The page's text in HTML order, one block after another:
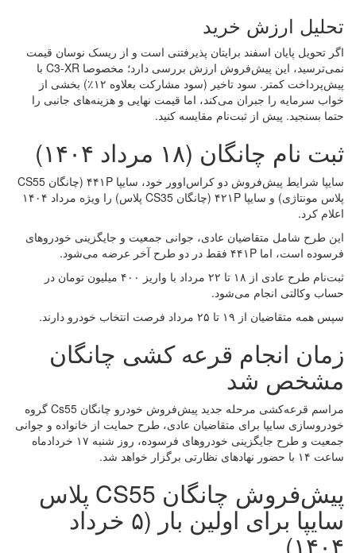
تحلیل ارزش خرید
اگر تحویل پایان اسفند برایتان پذیرفتنی است و از ریسک نوسان قیمت
نمی‌ترسید، این پیش‌فروش ارزش بررسی دارد؛ مخصوصا C3-XR با
پیش‌پرداخت کمتر. سود تاخیر (سود مشارکت بعلاوه ۱۲٪) بخشی از
خواب سرمایه را جبران می‌کند، اما قیمت نهایی و هزینه‌های جانبی را
حتما بسنجید. پیش از ثبت‌نام مقایسه کنید.
ثبت نام چانگان (۱۸ مرداد ۱۴۰۴)
سایپا شرایط پیش‌فروش دو کراس‌اوور خود، سایپا ۴۴۱P (چانگان CS55
پلاس مونتاژی) و سایپا ۴۲۱P (چانگان CS35 پلاس) را ویژه مرداد ۱۴۰۴
اعلام کرد.
این طرح شامل متقاضیان عادی، جوانی جمعیت و جایگزینی خودروهای
فرسوده است، اما ۴۴۱P فقط در دو طرح آخر عرضه می‌شود.
ثبت‌نام طرح عادی از ۱۸ تا ۲۲ مرداد با واریز ۴۰۰ میلیون تومان در
حساب وکالتی انجام می‌شود.
سپس همه متقاضیان از ۱۹ تا ۲۵ مرداد فرصت انتخاب خودرو دارند.
زمان انجام قرعه کشی چانگان
مشخص شد
مراسم قرعه‌کشی مرحله جدید پیش‌فروش خودرو چانگان Cs55 گروه
خودروسازی سایپا برای متقاضیان عادی، طرح حمایت از خانواده و جوانی
جمعیت و طرح جایگزینی خودروهای فرسوده، روز شنبه ۱۷ خردادماه
ساعت ۱۴ با حضور نهادهای نظارتی برگزار خواهد شد.
پیش‌فروش چانگان CS55 پلاس
سایپا برای اولین بار (۵ خرداد
۱۴۰۴)